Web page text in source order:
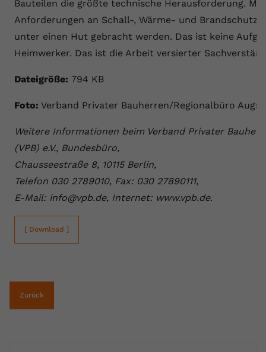
Bauteilen die größte technische Herausforderung.
Anforderungen an Schall-, Wärme- und Brandschutz
unter einen Hut gebracht werden. Das ist keine
Heimwerker. Das ist die Arbeit versierter
Dateigröße: 794 KB
Foto: Verband Privater Bauherren/Regionalbüro
Weitere Informationen beim Verband Privater
(VPB) e.V., Bundesbüro,
Chausseestraße 8, 10115 Berlin,
Telefon 030 2789010, Fax: 030 27890111,
E-Mail: info@vpb.de, Internet: www.vpb.de.
[ Download ]
Zurück